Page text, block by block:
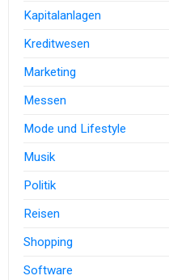
Kapitalanlagen
Kreditwesen
Marketing
Messen
Mode und Lifestyle
Musik
Politik
Reisen
Shopping
Software